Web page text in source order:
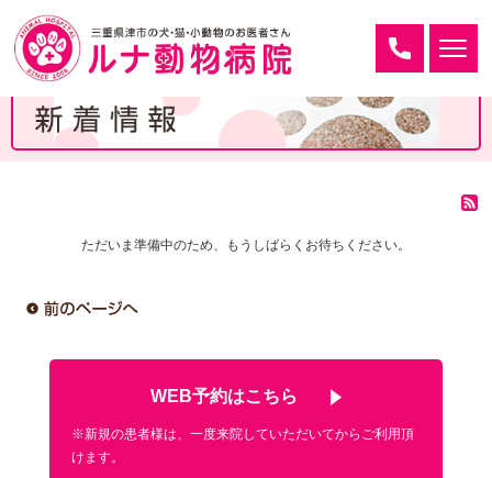
ただいま準備中のため、もうしばらくお待ちください。
WEB予約はこちら
※新規の患者様は、一度来院していただいてからご利用頂
けます。